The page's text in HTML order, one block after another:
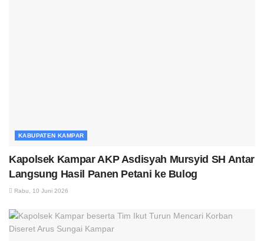
KABUPATEN KAMPAR
Kapolsek Kampar AKP Asdisyah Mursyid SH Antar
Langsung Hasil Panen Petani ke Bulog
Rabu, 10 Juni 2026